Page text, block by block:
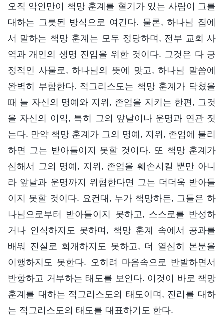
오직 악인만이 책망 훈계를 혈기가 있는 사람이 그를
대하는 그릇된 방식으로 여긴다. 물론, 하나님 집에
서 말하는 책망 훈계는 모두 정당하며, 전부 교회 사
역과 개인의 생명 진입을 위한 것이다. 그것은 다 긍
정적인 사물로, 하나님의 뜻에 맞고, 하나님 말씀에
완벽히 부합한다. 적그리스도는 책망 훈계가 닥쳤을
때 늘 자신의 명예와 지위, 존엄을 지키는 한편, 그것
을 자신의 이익, 특히 그의 앞날이나 운명과 연관 짓
는다. 만약 책망 훈계가 그의 명예, 지위, 존엄에 불리
하면 그는 받아들이지 못할 것이다. 또 책망 훈계가
심해서 그의 명예, 지위, 존엄을 훼손시킬 뿐만 아니
라 앞날과 운명까지 위협한다면 그는 더더욱 받아들
이지 못할 것이다. 요컨대, 누가 책망하든, 그들은 하
나님으로부터 받아들이지 못하고, 스스로를 반성하
거나 인식하지도 못하며, 책망 훈계 속에서 공과를
배워 진실로 회개하지도 못하고, 더 열심히 본분을
이행하지도 못한다. 오히려 마음속으로 반발하면서
반항하고 거부하는 태도를 보인다. 이것이 바로 책망
훈계를 대하는 적그리스도의 태도이며, 진리를 대하
는 적그리스도의 태도를 대표하기도 한다.